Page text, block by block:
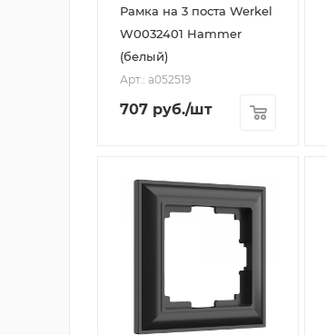
Рамка на 3 поста Werkel
W0032401 Hammer
(белый)
Арт.: a052519
707 руб./шт